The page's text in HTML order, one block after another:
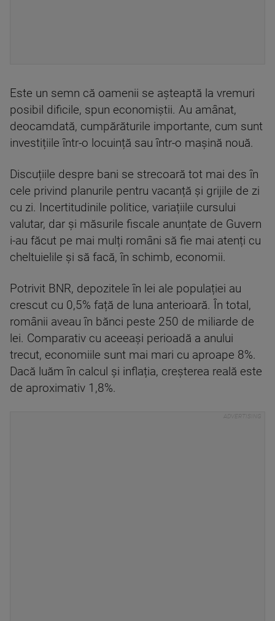
Este un semn că oamenii se așteaptă la vremuri
posibil dificile, spun economiștii. Au amânat,
deocamdată, cumpărăturile importante, cum sunt
investițiile într-o locuință sau într-o mașină nouă.
Discuțiile despre bani se strecoară tot mai des în
cele privind planurile pentru vacanță și grijile de zi
cu zi. Incertitudinile politice, variațiile cursului
valutar, dar și măsurile fiscale anunțate de Guvern
i-au făcut pe mai mulți români să fie mai atenți cu
cheltuielile și să facă, în schimb, economii.
Potrivit BNR, depozitele în lei ale populației au
crescut cu 0,5% față de luna anterioară. În total,
românii aveau în bănci peste 250 de miliarde de
lei. Comparativ cu aceeași perioadă a anului
trecut, economiile sunt mai mari cu aproape 8%.
Dacă luăm în calcul și inflația, creșterea reală este
de aproximativ 1,8%.